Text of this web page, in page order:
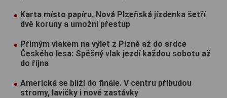
Karta místo papíru. Nová Plzeňská jízdenka šetří
dvě koruny a umožní přestup
Přímým vlakem na výlet z Plzně až do srdce
Českého lesa: Spěšný vlak jezdí každou sobotu až
do října
Americká se blíží do finále. V centru přibudou
stromy, lavičky i nové zastávky